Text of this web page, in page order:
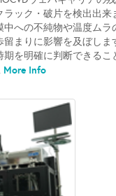
ラック・破片を検出出来
中への不純物や温度ムラ
留まりに影響を及ぼしま
期を明確に判断できるこ
More Info